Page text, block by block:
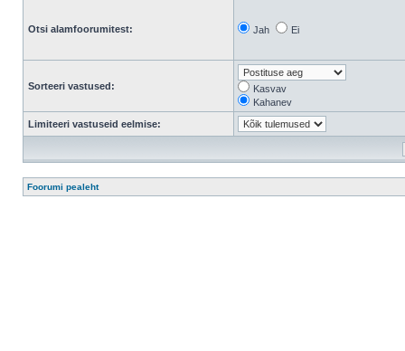
Otsi alamfoorumitest: Jah Ei
Sorteeri vastused:
Kasvav
Kahanev
Limiteeri vastuseid eelmise:
Foorumi pealeht